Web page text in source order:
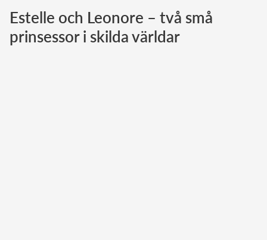
Norska kungahuset
Danska kungahuset
Estelle och Leonore – två små
prinsessor i skilda världar